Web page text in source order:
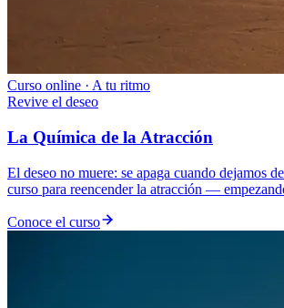
Curso online · A tu ritmo
Revive el deseo
La Química de la Atracción
El deseo no muere: se apaga cuando dejamos
curso para reencender la atracción —
Conoce el curso